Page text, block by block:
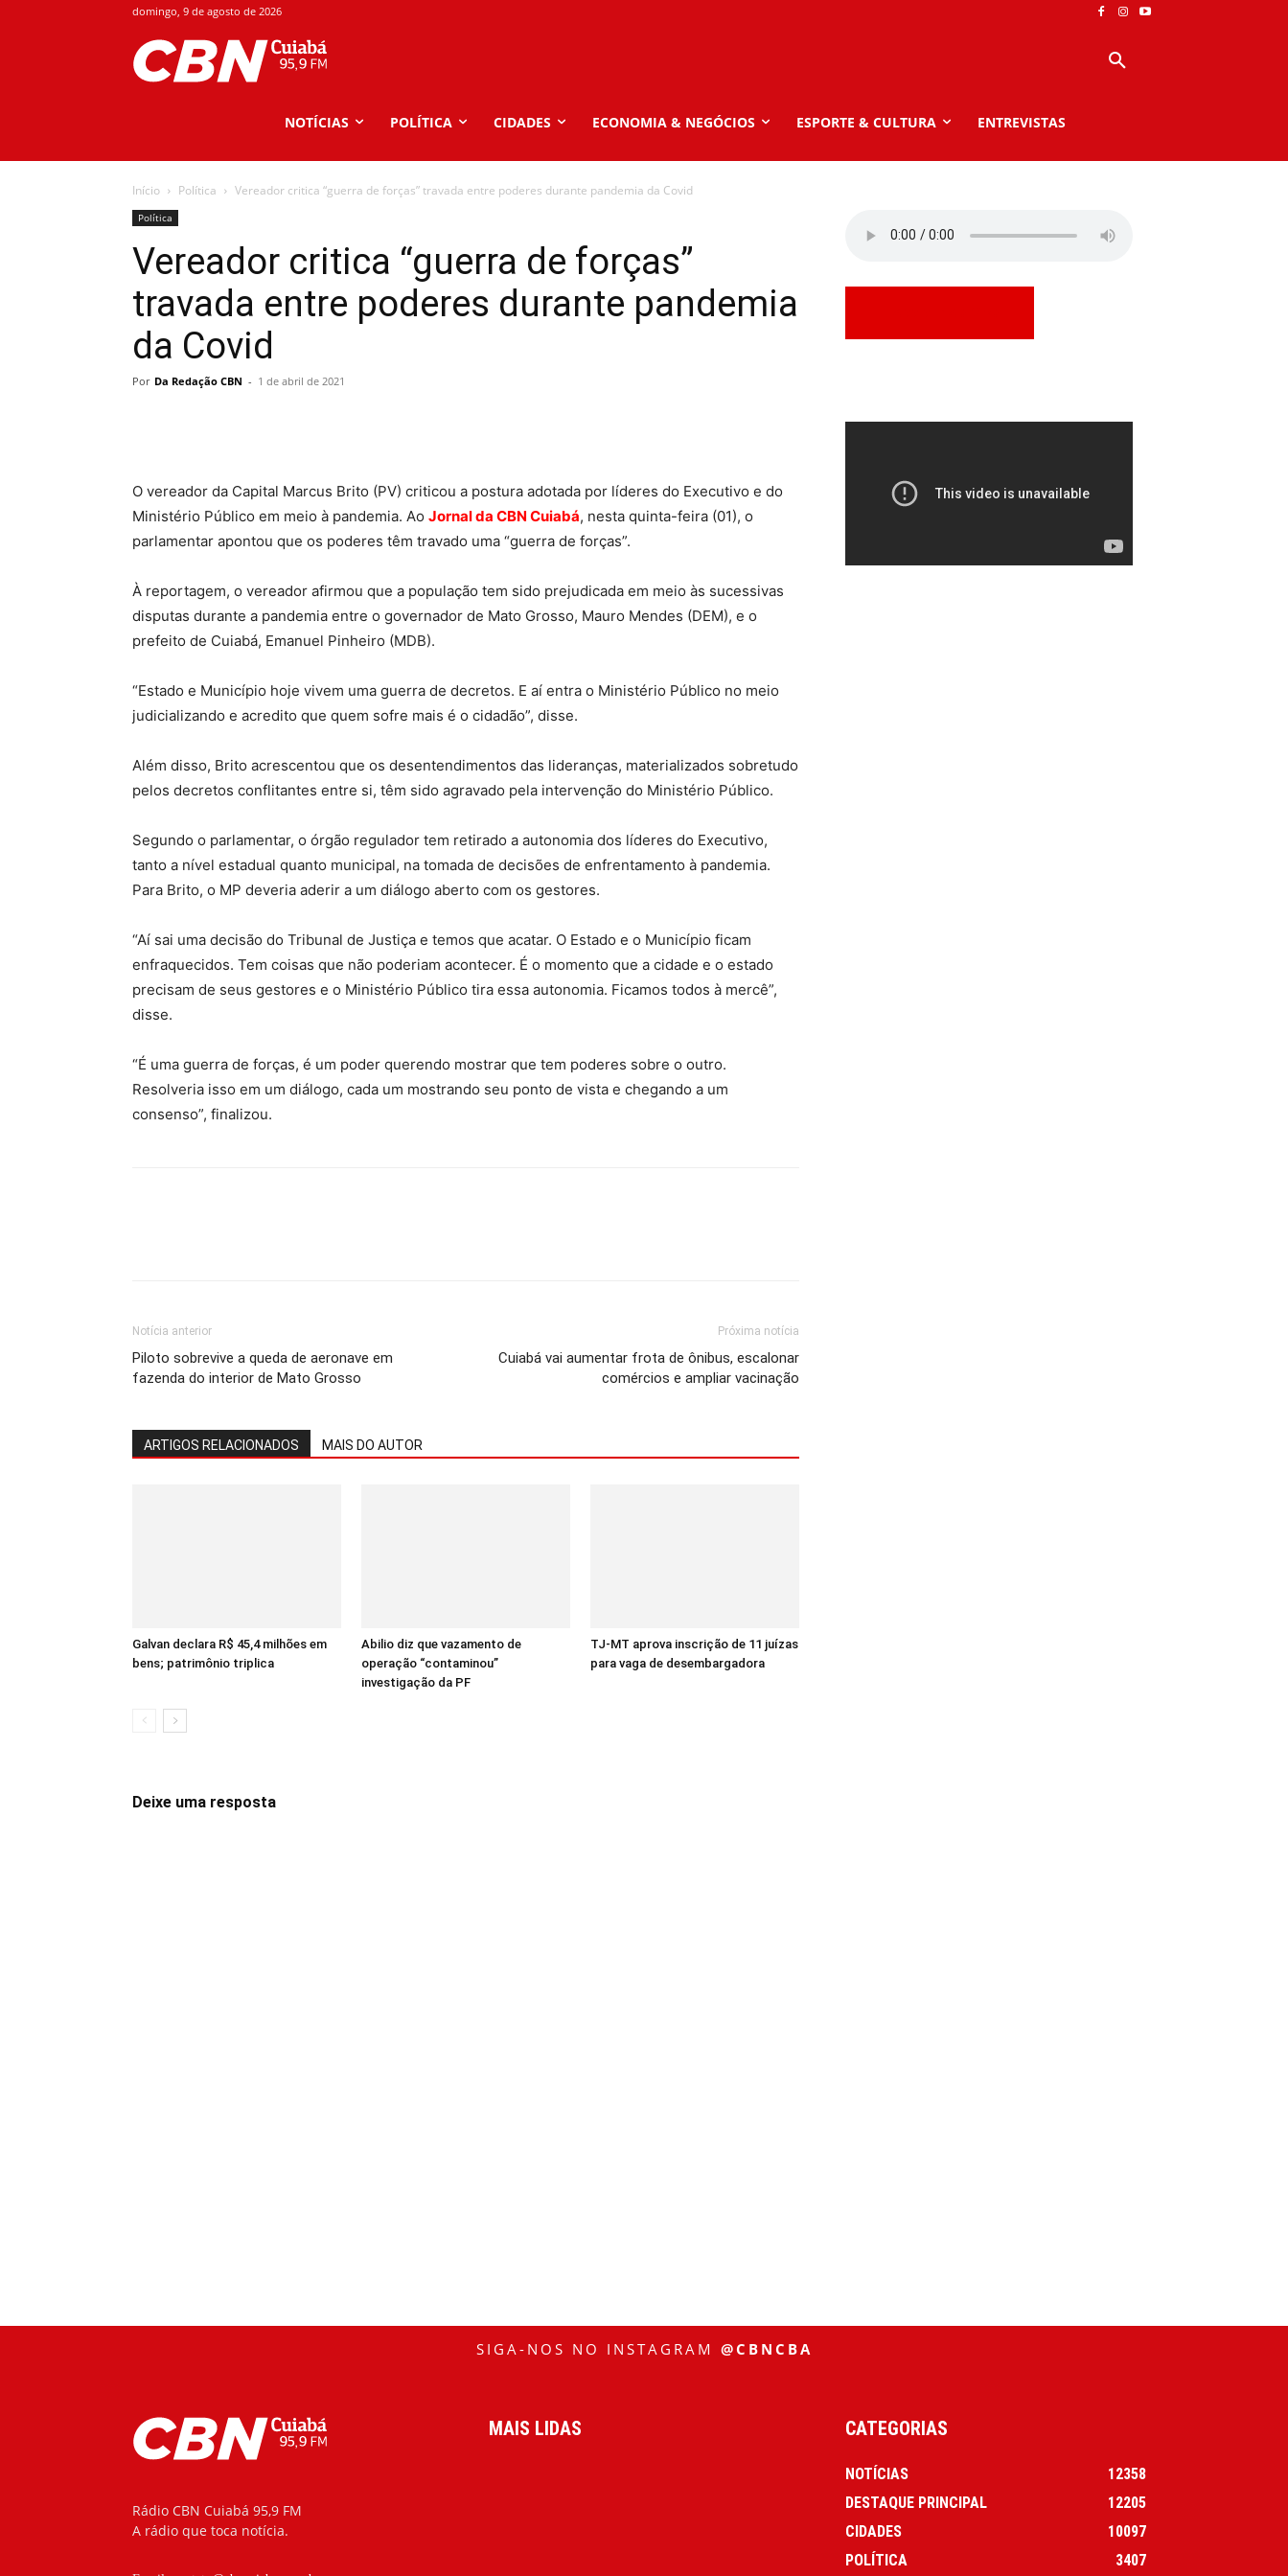
domingo, 9 de agosto de 2026
NOTÍCIAS POLÍTICA CIDADES ECONOMIA & NEGÓCIOS ESPORTE & CULTURA ENTREVISTAS
Início Política Vereador critica “guerra de forças” travada entre poderes durante pandemia da Covid
Política
Vereador critica “guerra de forças”
travada entre poderes durante pandemia
da Covid
Por Da Redação CBN - 1 de abril de 2021
O vereador da Capital Marcus Brito (PV) criticou a postura adotada por líderes do Executivo e do
Ministério Público em meio à pandemia. Ao Jornal da CBN Cuiabá, nesta quinta-feira (01), o
parlamentar apontou que os poderes têm travado uma “guerra de forças”.
À reportagem, o vereador afirmou que a população tem sido prejudicada em meio às sucessivas
disputas durante a pandemia entre o governador de Mato Grosso, Mauro Mendes (DEM), e o
prefeito de Cuiabá, Emanuel Pinheiro (MDB).
“Estado e Município hoje vivem uma guerra de decretos. E aí entra o Ministério Público no meio
judicializando e acredito que quem sofre mais é o cidadão”, disse.
Além disso, Brito acrescentou que os desentendimentos das lideranças, materializados sobretudo
pelos decretos conflitantes entre si, têm sido agravado pela intervenção do Ministério Público.
Segundo o parlamentar, o órgão regulador tem retirado a autonomia dos líderes do Executivo,
tanto a nível estadual quanto municipal, na tomada de decisões de enfrentamento à pandemia.
Para Brito, o MP deveria aderir a um diálogo aberto com os gestores.
“Aí sai uma decisão do Tribunal de Justiça e temos que acatar. O Estado e o Município ficam
enfraquecidos. Tem coisas que não poderiam acontecer. É o momento que a cidade e o estado
precisam de seus gestores e o Ministério Público tira essa autonomia. Ficamos todos à mercê”,
disse.
“É uma guerra de forças, é um poder querendo mostrar que tem poderes sobre o outro.
Resolveria isso em um diálogo, cada um mostrando seu ponto de vista e chegando a um
consenso”, finalizou.
Notícia anterior
Piloto sobrevive a queda de aeronave em
fazenda do interior de Mato Grosso
Próxima notícia
Cuiabá vai aumentar frota de ônibus, escalonar
comércios e ampliar vacinação
ARTIGOS RELACIONADOS MAIS DO AUTOR
Galvan declara R$ 45,4 milhões em
bens; patrimônio triplica
Abilio diz que vazamento de
operação “contaminou”
investigação da PF
TJ-MT aprova inscrição de 11 juízas
para vaga de desembargadora
Deixe uma resposta
SIGA-NOS NO INSTAGRAM @CBNCBA
Rádio CBN Cuiabá 95,9 FM
A rádio que toca notícia.
MAIS LIDAS CATEGORIAS
NOTÍCIAS
12358
DESTAQUE PRINCIPAL
12205
CIDADES
10097
POLÍTICA
3407